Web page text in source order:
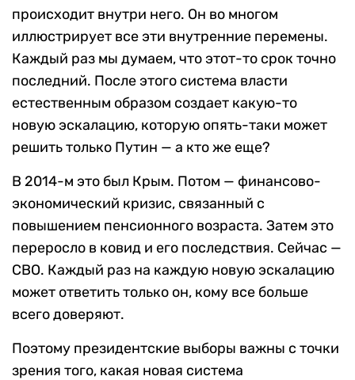
происходит внутри него. Он во многом
иллюстрирует все эти внутренние перемены.
Каждый раз мы думаем, что этот-то срок точно
последний. После этого система власти
естественным образом создает какую-то
новую эскалацию, которую опять-таки может
решить только Путин — а кто же еще?
В 2014-м это был Крым. Потом — финансово-
экономический кризис, связанный с
повышением пенсионного возраста. Затем это
переросло в ковид и его последствия. Сейчас —
СВО. Каждый раз на каждую новую эскалацию
может ответить только он, кому все больше
всего доверяют.
Поэтому президентские выборы важны с точки
зрения того, какая новая система